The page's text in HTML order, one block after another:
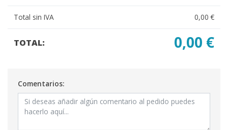
Total sin IVA 0,00 €
TOTAL: 0,00 €
Comentarios: